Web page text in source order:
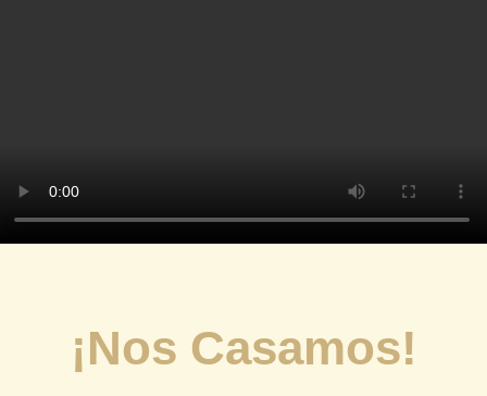
¡Nos Casamos!